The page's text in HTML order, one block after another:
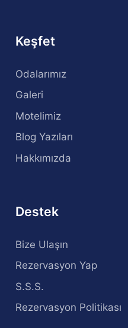
Keşfet
Odalarımız
Galeri
Motelimiz
Blog Yazıları
Hakkımızda
Destek
Bize Ulaşın
Rezervasyon Yap
S.S.S.
Rezervasyon Politikası